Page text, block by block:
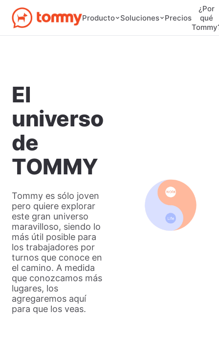
Producto Soluciones Precios
¿Por
qué
El
universo
de
TOMMY
Tommy es sólo joven
pero quiere explorar
este gran universo
maravilloso, siendo lo
más útil posible para
los trabajadores por
turnos que conoce en
el camino. A medida
que conozcamos más
lugares, los
agregaremos aquí
para que los veas.